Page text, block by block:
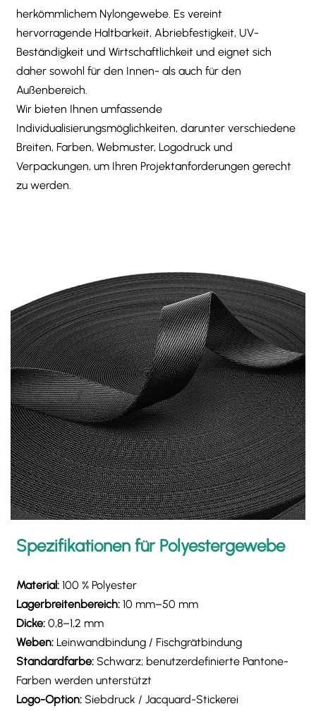
herkömmlichem Nylongewebe. Es vereint
hervorragende Haltbarkeit, Abriebfestigkeit, UV-
Beständigkeit und Wirtschaftlichkeit und eignet sich
daher sowohl für den Innen- als auch für den
Außenbereich.
Wir bieten Ihnen umfassende
Individualisierungsmöglichkeiten, darunter verschiedene
Breiten, Farben, Webmuster, Logodruck und
Verpackungen, um Ihren Projektanforderungen gerecht
zu werden.
Spezifikationen für Polyestergewebe
Material: 100 % Polyester
Lagerbreitenbereich: 10 mm–50 mm
Dicke: 0,8–1,2 mm
Weben: Leinwandbindung / Fischgrätbindung
Standardfarbe: Schwarz; benutzerdefinierte Pantone-
Farben werden unterstützt
Logo-Option: Siebdruck / Jacquard-Stickerei